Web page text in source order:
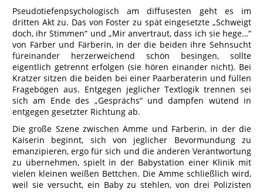
Pseudotiefenpsychologisch am diffusesten geht es im
dritten Akt zu. Das von Foster zu spät eingesetzte „Schweigt
doch, ihr Stimmen“ und „Mir anvertraut, dass ich sie hege…“
von Färber und Färberin, in der die beiden ihre Sehnsucht
füreinander herzerweichend schön besingen, sollte
eigentlich getrennt erfolgen (sie hören einander nicht). Bei
Kratzer sitzen die beiden bei einer Paarberaterin und füllen
Fragebögen aus. Entgegen jeglicher Textlogik trennen sei
sich am Ende des „Gesprächs“ und dampfen wütend in
entgegen gesetzter Richtung ab.
Die große Szene zwischen Amme und Färberin, in der die
Kaiserin beginnt, sich von jeglicher Bevormundung zu
emanzipieren, ergo für sich und die anderen Verantwortung
zu übernehmen, spielt in der Babystation einer Klinik mit
vielen kleinen weißen Bettchen. Die Amme schließlich wird,
weil sie versucht, ein Baby zu stehlen, von drei Polizisten